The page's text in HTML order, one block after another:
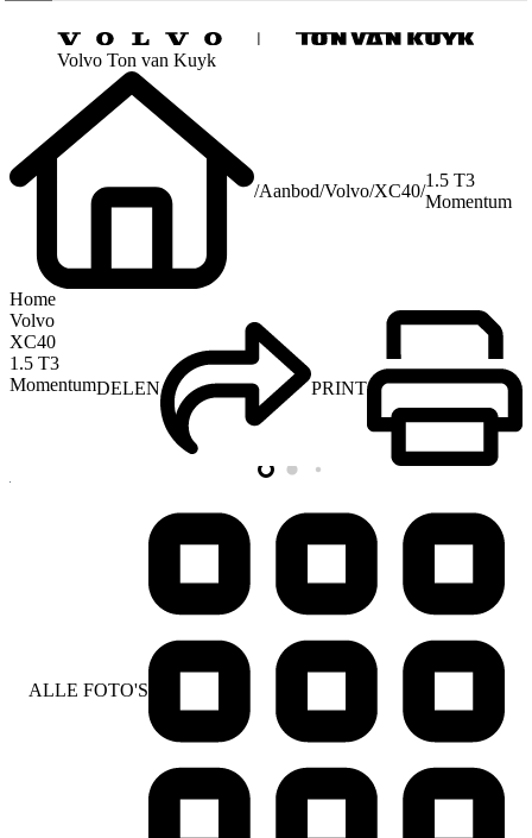
Volvo Ton van Kuyk
Home
/Aanbod/Volvo/XC40/
1.5 T3
Momentum
Volvo
XC40
1.5 T3
MomentumDELEN PRINT
ALLE FOTO'S